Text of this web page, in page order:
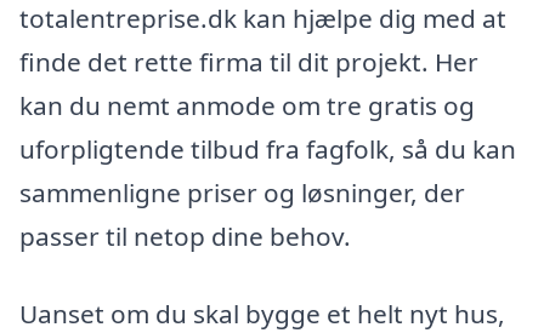
totalentreprise.dk kan hjælpe dig med at
finde det rette firma til dit projekt. Her
kan du nemt anmode om tre gratis og
uforpligtende tilbud fra fagfolk, så du kan
sammenligne priser og løsninger, der
passer til netop dine behov.
Uanset om du skal bygge et helt nyt hus,